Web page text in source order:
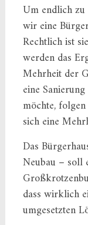
Um endlich
wir eine
Rechtlich ist
werden das
Mehrheit der
eine
möchte,
sich eine
Das
Neubau –
dass wirklich
umgesetzten